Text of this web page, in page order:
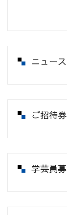
ニュース
ご招待
学芸員